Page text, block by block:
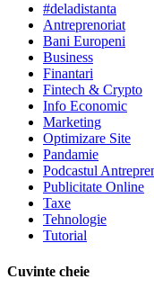
#deladistanta
Antreprenoriat
Bani Europeni
Business
Finantari
Fintech & Crypto
Info Economic
Marketing
Optimizare Site
Pandamie
Podcastul
Publicitate Online
Taxe
Tehnologie
Tutorial
Cuvinte cheie